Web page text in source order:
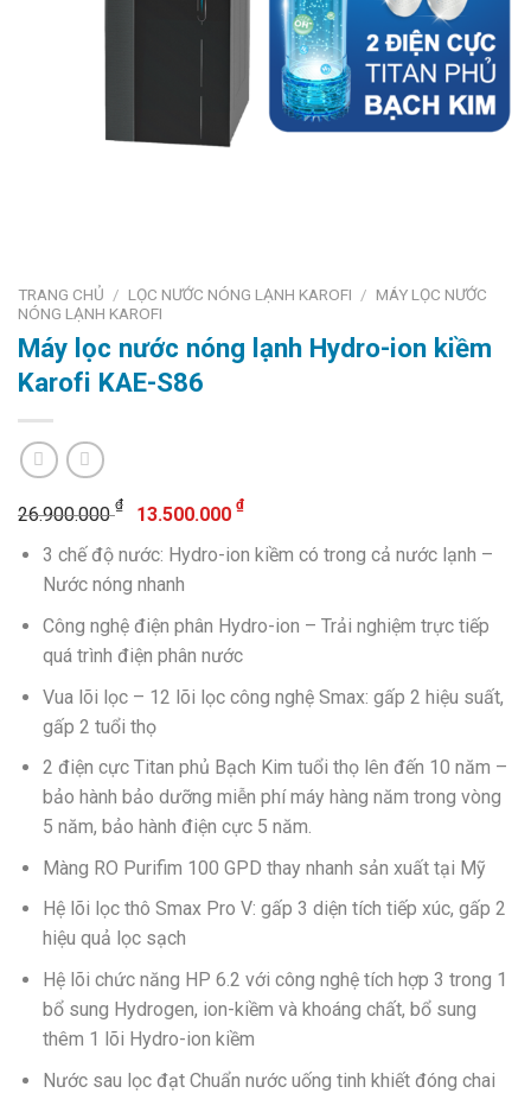
TRANG CHỦ / LỌC NƯỚC NÓNG LẠNH KAROFI / MÁY LỌC NƯỚC
NÓNG LẠNH KAROFI
Máy lọc nước nóng lạnh Hydro-ion kiềm
Karofi KAE-S86
26.900.000₫
Giá
gốc
là:
26.900.000 ₫.
13.500.000 ₫Giá
hiện
tại
13.500.000 ₫.
3 chế độ nước: Hydro-ion kiềm có trong cả nước lạnh –
Nước nóng nhanh
Công nghệ điện phân Hydro-ion – Trải nghiệm trực tiếp
quá trình điện phân nước
Vua lõi lọc – 12 lõi lọc công nghệ Smax: gấp 2 hiệu suất,
gấp 2 tuổi thọ
2 điện cực Titan phủ Bạch Kim tuổi thọ lên đến 10 năm –
bảo hành bảo dưỡng miễn phí máy hàng năm trong vòng
5 năm, bảo hành điện cực 5 năm.
Màng RO Purifim 100 GPD thay nhanh sản xuất tại Mỹ
Hệ lõi lọc thô Smax Pro V: gấp 3 diện tích tiếp xúc, gấp 2
hiệu quả lọc sạch
Hệ lõi chức năng HP 6.2 với công nghệ tích hợp 3 trong 1
bổ sung Hydrogen, ion-kiềm và khoáng chất, bổ sung
thêm 1 lõi Hydro-ion kiềm
Nước sau lọc đạt Chuẩn nước uống tinh khiết đóng chai